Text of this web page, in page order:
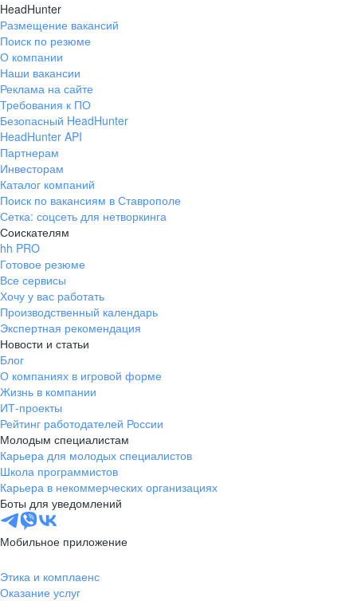
HeadHunter
Размещение вакансий
Поиск по резюме
О компании
Наши вакансии
Реклама на сайте
Требования к ПО
Безопасный HeadHunter
HeadHunter API
Партнерам
Инвесторам
Каталог компаний
Поиск по вакансиям в Ставрополе
Сетка: соцсеть для нетворкинга
Соискателям
hh PRO
Готовое резюме
Все сервисы
Хочу у вас работать
Производственный календарь
Экспертная рекомендация
Новости и статьи
Блог
О компаниях в игровой форме
Жизнь в компании
ИТ-проекты
Рейтинг работодателей России
Молодым специалистам
Карьера для молодых специалистов
Школа программистов
Карьера в некоммерческих организациях
Боты для уведомлений
Мобильное приложение
Этика и комплаенс
Оказание услуг